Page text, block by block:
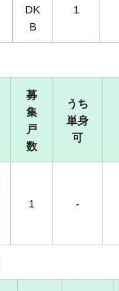
DK
B
1
募
集
戸
数
うち
単身
可
1 -